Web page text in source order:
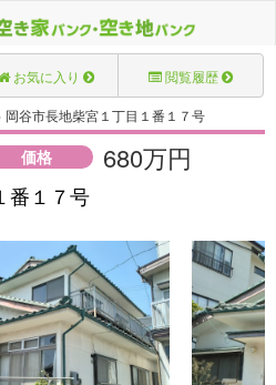
お気に入り 閲覧履歴
岡谷市長地柴宮１丁目１番１７号
価格 680万円
番１７号